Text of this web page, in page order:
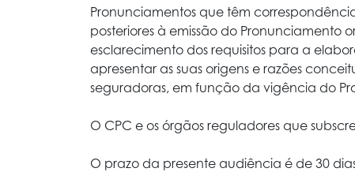
Pronunciamentos que têm
posteriores à emissão do Pronunciamento
esclarecimento dos requisitos para a
apresentar as suas origens e razões
seguradoras, em função da vigência do
O CPC e os órgãos reguladores que
O prazo da presente audiência é de 30